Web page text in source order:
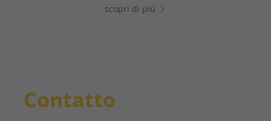
scopri di più
Contatto